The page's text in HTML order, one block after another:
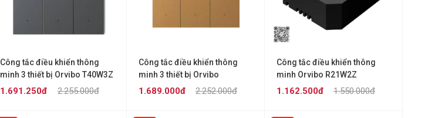
Công tắc điều khiển thông
minh 3 thiết bị Orvibo T40W3Z
2.255.000đ
1.691.250đ
Công tắc điều khiển thông
minh 3 thiết bị Orvibo
T40W3ZG
2.252.000đ
1.689.000đ
Công tắc điều khiển thông
minh Orvibo R21W2Z
1.550.000đ
1.162.500đ